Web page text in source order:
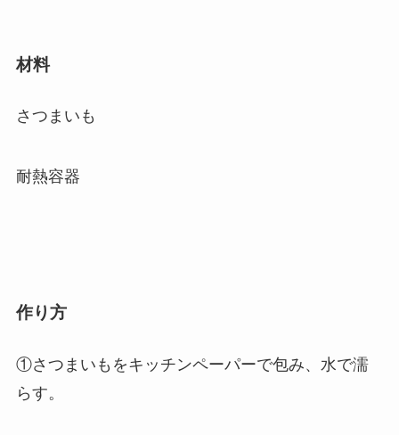
材料
さつまいも
耐熱容器
作り方
①さつまいもをキッチンペーパーで包み、水で濡
らす。